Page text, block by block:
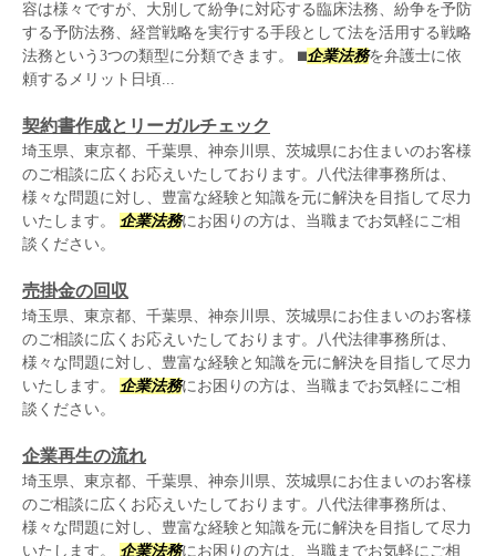
容は様々ですが、大別して紛争に対応する臨床法務、紛争を予防
する予防法務、経営戦略を実行する手段として法を活用する戦略
法務という3つの類型に分類できます。 ⬛︎企業法務を弁護士に依
頼するメリット日頃...
契約書作成とリーガルチェック
埼玉県、東京都、千葉県、神奈川県、茨城県にお住まいのお客様
のご相談に広くお応えいたしております。八代法律事務所は、
様々な問題に対し、豊富な経験と知識を元に解決を目指して尽力
いたします。 企業法務にお困りの方は、当職までお気軽にご相
談ください。
売掛金の回収
埼玉県、東京都、千葉県、神奈川県、茨城県にお住まいのお客様
のご相談に広くお応えいたしております。八代法律事務所は、
様々な問題に対し、豊富な経験と知識を元に解決を目指して尽力
いたします。 企業法務にお困りの方は、当職までお気軽にご相
談ください。
企業再生の流れ
埼玉県、東京都、千葉県、神奈川県、茨城県にお住まいのお客様
のご相談に広くお応えいたしております。八代法律事務所は、
様々な問題に対し、豊富な経験と知識を元に解決を目指して尽力
いたします。 企業法務にお困りの方は、当職までお気軽にご相